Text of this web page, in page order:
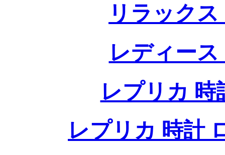
リラック
レディー
レプリカ 時
レプリカ 時計